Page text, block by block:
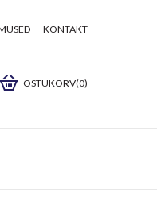
KONTAKT
OSTUKORV(0)